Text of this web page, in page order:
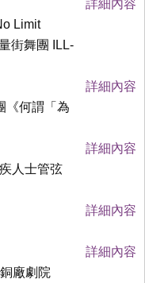
詳細內容
Limit
街舞團 ILL-
詳細內容
《何謂「為
詳細內容
人士管弦
詳細內容
詳細內容
廠劇院